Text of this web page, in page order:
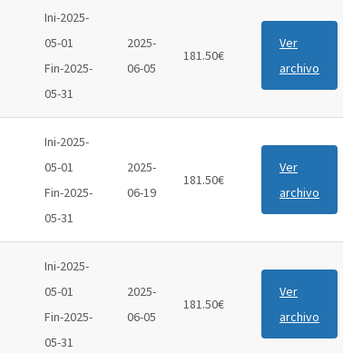
Ini-2025-
05-01
Fin-2025-
05-31
2025-
06-05
181.50€
Ver
archivo
Ini-2025-
05-01
Fin-2025-
05-31
2025-
06-19
181.50€
Ver
archivo
Ini-2025-
05-01
Fin-2025-
05-31
2025-
06-05
181.50€
Ver
archivo